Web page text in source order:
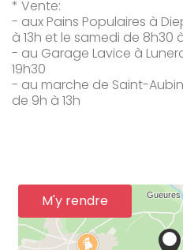
* Vente:
- aux Pains Populaires à
à 13h et le samedi de 8h30
- au Garage Lavice à
19h30
- au marche de Saint-
de 9h à 13h
M'y rendre